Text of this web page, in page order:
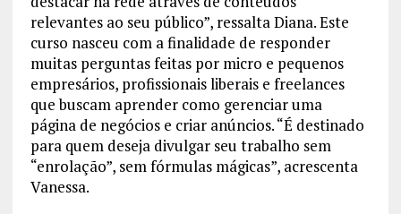
relevantes ao seu público”, ressalta Diana. Este
curso nasceu com a finalidade de responder
muitas perguntas feitas por micro e pequenos
empresários, profissionais liberais e freelances
que buscam aprender como gerenciar uma
página de negócios e criar anúncios. “É destinado
para quem deseja divulgar seu trabalho sem
“enrolação”, sem fórmulas mágicas”, acrescenta
Vanessa.